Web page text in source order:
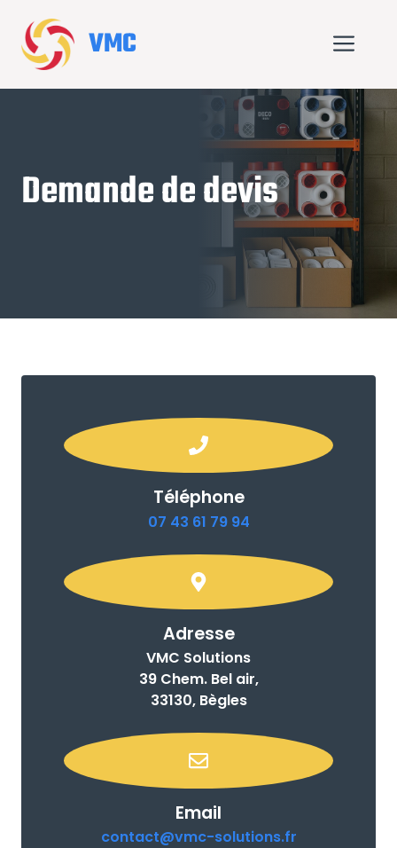
contenu
VMC
Demande de devis
Téléphone
07 43 61 79 94
Adresse
VMC Solutions
39 Chem. Bel air,
33130, Bègles
Email
contact@vmc-solutions.fr